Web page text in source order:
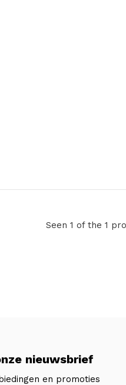
Seen 1 of the 1
nieuwsbrief
en promoties